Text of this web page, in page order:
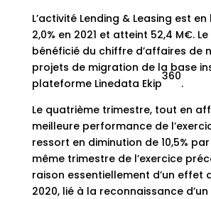
L’activité Lending & Leasing est
2,0% en 2021 et atteint 52,4 M€.
bénéficié du chiffre d’affaires de
projets de migration de la base
plateforme Linedata Ekip
360
.
Le quatrième trimestre, tout en
meilleure performance de
ressort en diminution de 10,5%
même trimestre de l’exercice
raison essentiellement d’un effet
2020, lié à la reconnaissance